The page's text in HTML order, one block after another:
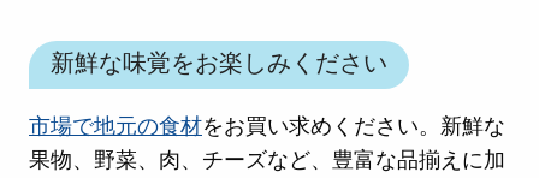
新鮮な味覚をお楽しみください
市場で地元の食材をお買い求めください。新鮮な
果物、野菜、肉、チーズなど、豊富な品揃えに加